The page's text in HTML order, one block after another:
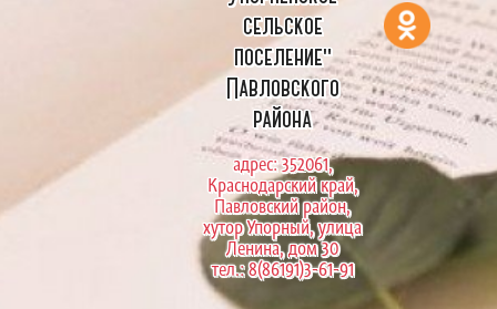
сельское
поселение"
Павловского
района
адрес: 352061,
Краснодарский край,
Павловский район,
хутор Упорный, улица
Ленина, дом 30
тел.: 8(86191)3-61-91